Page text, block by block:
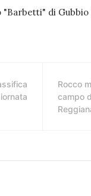
di
Rocco
campo